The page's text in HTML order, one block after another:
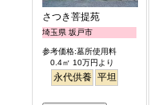
さつき菩提苑
埼玉県 坂戸市
参考価格:墓所使用料
0.4㎡ 10万円より
永代供養 平坦